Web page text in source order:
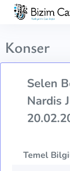
Konser
Selen
Nardis
Temel